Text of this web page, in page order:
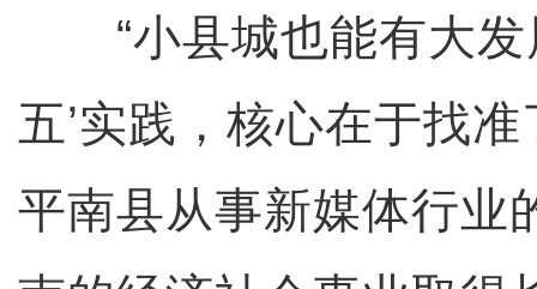
“小县城也能有大发
五’实践，核心在于找
平南县从事新媒体行业